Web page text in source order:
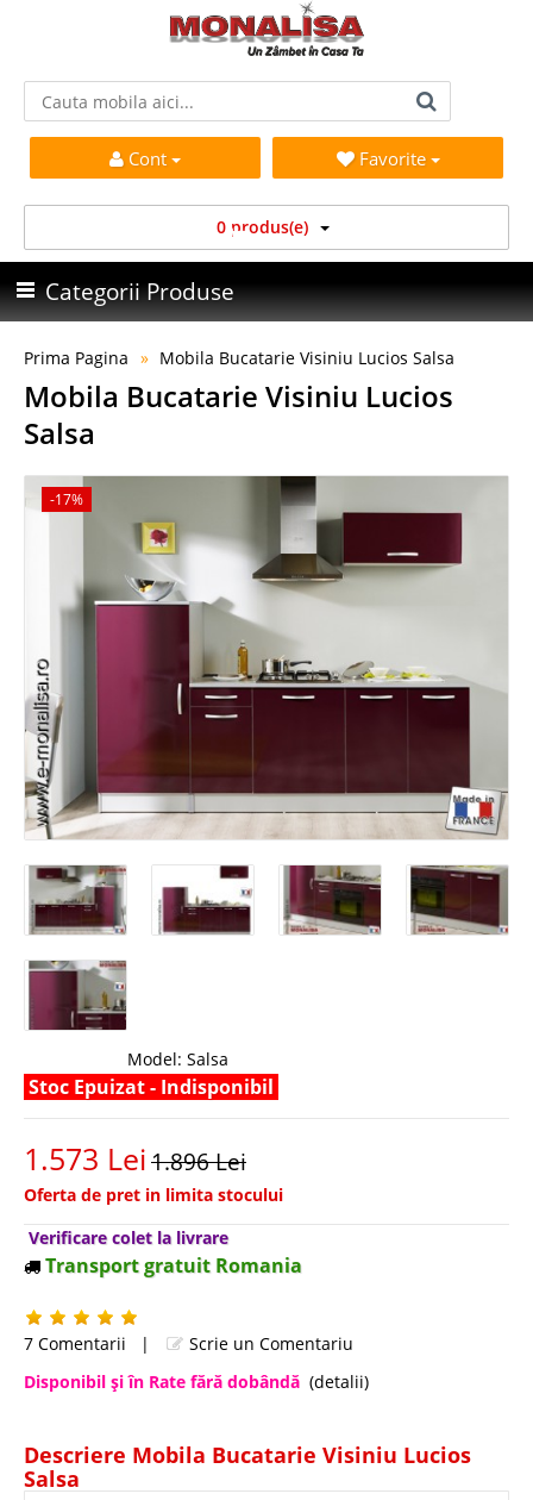
Cont Favorite
0 produs(e)
Categorii Produse
Prima Pagina Mobila Bucatarie Visiniu Lucios Salsa
Mobila Bucatarie Visiniu Lucios
Salsa
-17%
Model: Salsa
Stoc Epuizat - Indisponibil
1.573 Lei1.896 Lei
Oferta de pret in limita stocului
Verificare colet la livrare
Transport gratuit Romania
7 Comentarii |
Scrie un Comentariu
Disponibil şi în Rate fără dobândă (detalii)
Descriere Mobila Bucatarie Visiniu Lucios
Salsa